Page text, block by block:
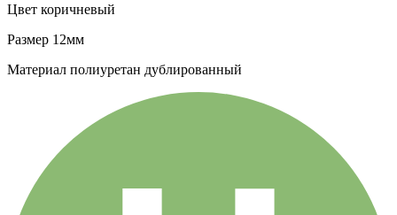
Цвет коричневый
Размер 12мм
Материал полиуретан дублированный